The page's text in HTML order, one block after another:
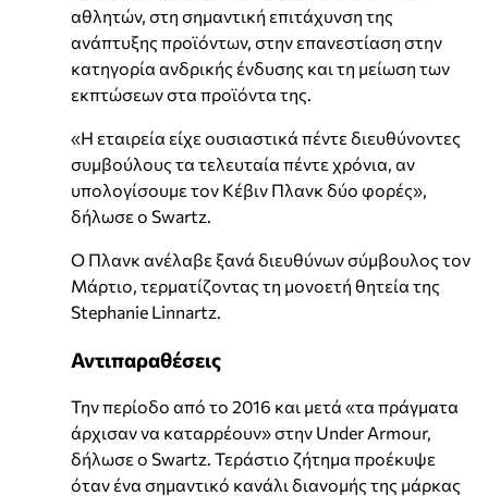
αθλητών, στη σημαντική επιτάχυνση της
ανάπτυξης προϊόντων, στην επανεστίαση στην
κατηγορία ανδρικής ένδυσης και τη μείωση των
εκπτώσεων στα προϊόντα της.
«Η εταιρεία είχε ουσιαστικά πέντε διευθύνοντες
συμβούλους τα τελευταία πέντε χρόνια, αν
υπολογίσουμε τον Κέβιν Πλανκ δύο φορές»,
δήλωσε ο Swartz.
Ο Πλανκ ανέλαβε ξανά διευθύνων σύμβουλος τον
Μάρτιο, τερματίζοντας τη μονοετή θητεία της
Stephanie Linnartz.
Αντιπαραθέσεις
Την περίοδο από το 2016 και μετά «τα πράγματα
άρχισαν να καταρρέουν» στην Under Armour,
δήλωσε ο Swartz. Τεράστιο ζήτημα προέκυψε
όταν ένα σημαντικό κανάλι διανομής της μάρκας